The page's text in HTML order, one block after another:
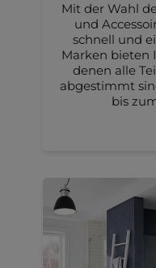
Mit der Wahl
und
schnell und
Marken bieten
denen alle
abgestimmt
bis